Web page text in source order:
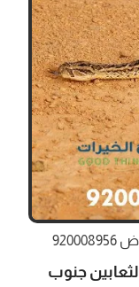
جنوب